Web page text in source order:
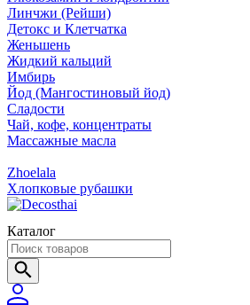
Линчжи (Рейши)
Детокс и Клетчатка
Женьшень
Жидкий кальций
Имбирь
Йод (Мангостиновый йод)
Сладости
Чай, кофе, концентраты
Массажные масла
Zhoelala
Хлопковые рубашки
Каталог